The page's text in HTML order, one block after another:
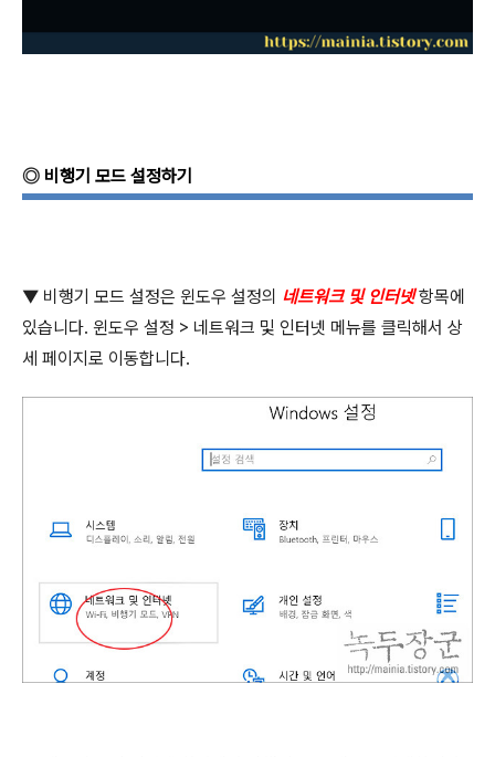
◎ 비행기 모드 설정하기
▼ 비행기 모드 설정은 윈도우 설정의 네트워크 및 인터넷 항목에
있습니다. 윈도우 설정 > 네트워크 및 인터넷 메뉴를 클릭해서 상
세 페이지로 이동합니다.